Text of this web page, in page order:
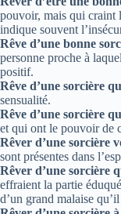
pouvoir, mais qui craint
indique souvent
Rêve d’une bonne
personne proche à
positif.
Rêve d’une sorcière
sensualité.
Rêve d’une sorcière
et qui ont le pouvoir de
Rêver d’une sorcière
sont présentes dans
Rêver d’une sorcière
effraient la partie
d’un grand malaise